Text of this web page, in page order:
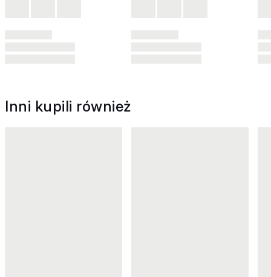
Inni kupili również